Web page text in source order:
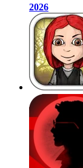
2026